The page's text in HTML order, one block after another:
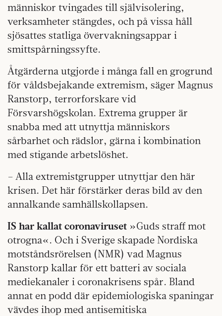
människor tvingades till självisolering,
verksamheter stängdes, och på vissa håll
sjösattes statliga övervakningsappar i
smittspårningssyfte.
Åtgärderna utgjorde i många fall en grogrund
för våldsbejakande extremism, säger Magnus
Ranstorp, terrorforskare vid
Försvarshögskolan. Extrema grupper är
snabba med att utnyttja människors
sårbarhet och rädslor, gärna i kombination
med stigande arbetslöshet.
– Alla extremistgrupper utnyttjar den här
krisen. Det här förstärker deras bild av den
annalkande samhällskollapsen.
IS har kallat coronaviruset »Guds straff mot
otrogna«. Och i Sverige skapade Nordiska
motståndsrörelsen (NMR) vad Magnus
Ranstorp kallar för ett batteri av sociala
mediekanaler i coronakrisens spår. Bland
annat en podd där epidemiologiska spaningar
vävdes ihop med antisemitiska